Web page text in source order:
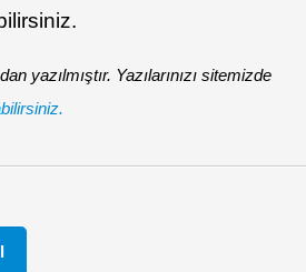
yazılmıştır. Yazılarınızı sitemizde